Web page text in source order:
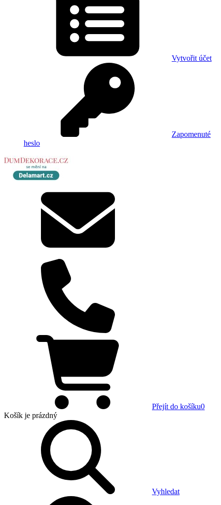
Vytvořit účet
Zapomenuté
heslo
Přejít do košíku0
Košík je prázdný
Vyhledat